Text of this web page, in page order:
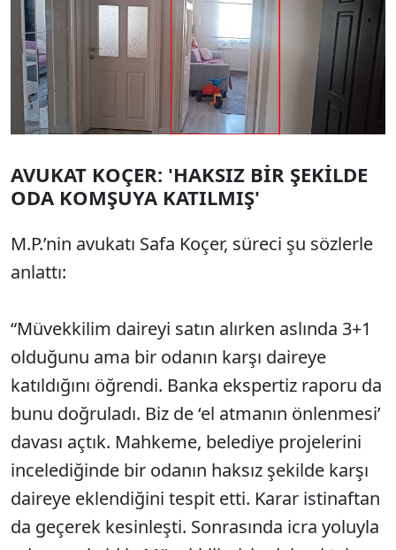
AVUKAT KOÇER: 'HAKSIZ BİR ŞEKİLDE
ODA KOMŞUYA KATILMIŞ'
M.P.’nin avukatı Safa Koçer, süreci şu sözlerle
anlattı:
“Müvekkilim daireyi satın alırken aslında 3+1
olduğunu ama bir odanın karşı daireye
katıldığını öğrendi. Banka ekspertiz raporu da
bunu doğruladı. Biz de ‘el atmanın önlenmesi’
davası açtık. Mahkeme, belediye projelerini
incelediğinde bir odanın haksız şekilde karşı
daireye eklendiğini tespit etti. Karar istinaftan
da geçerek kesinleşti. Sonrasında icra yoluyla